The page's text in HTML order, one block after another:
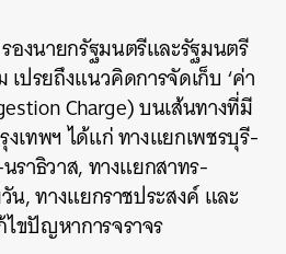
รองนายกรัฐมนตรีและรัฐมนตรี
เปรยถึงแนวคิดการจัดเก็บ ‘ค่า
Charge) บนเส้นทางที่มี
เทพฯ ได้แก่ ทางแยกเพชรบุรี-
าธิวาส, ทางแยกสาทร-
, ทางแยกราชประสงค์ และ
ขปัญหาการจราจร